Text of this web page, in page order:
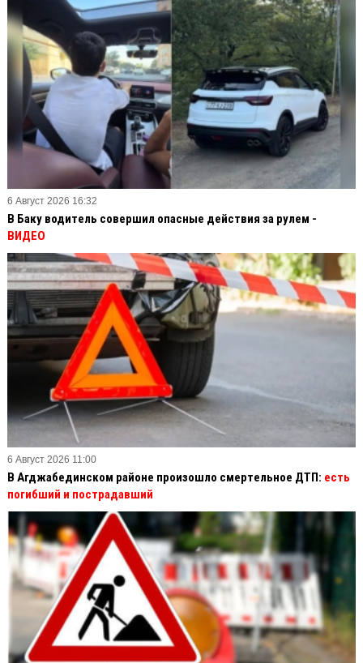
6 Август 2026 16:32
В Баку водитель совершил опасные действия за рулем -
ВИДЕО
6 Август 2026 11:00
В Агджабединском районе произошло смертельное ДТП: есть
погибший и пострадавший